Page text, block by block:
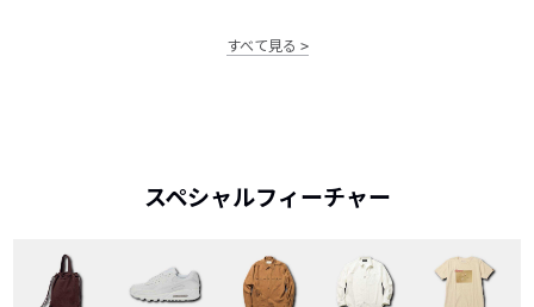
すべて見る
スペシャルフィーチャー